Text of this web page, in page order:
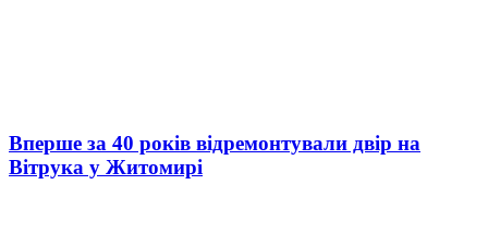
Вперше за 40 років відремонтували двір на
Вітрука у Житомирі